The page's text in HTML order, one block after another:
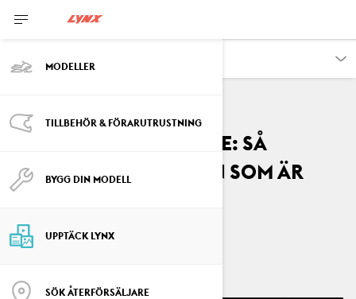
MODELLER
TILLBEHÖR & FÖRARUTRUSTNING
BYGG DIN MODELL
UPPTÄCK LYNX
SÖK ÅTERFÖRSÄLJARE
Steg-för-steg-guide: Så
använder du GPS:en som är
inbyggd i din Lynx
ByLynx Snowmobiles